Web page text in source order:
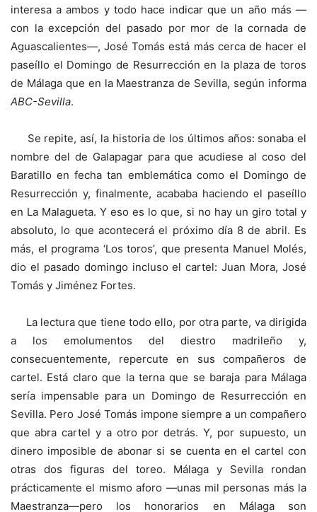
interesa a ambos y todo hace indicar que un año más —
con la excepción del pasado por mor de la cornada de
Aguascalientes—, José Tomás está más cerca de hacer el
paseíllo el Domingo de Resurrección en la plaza de toros
de Málaga que en la Maestranza de Sevilla, según informa
ABC-Sevilla.
Se repite, así, la historia de los últimos años: sonaba el
nombre del de Galapagar para que acudiese al coso del
Baratillo en fecha tan emblemática como el Domingo de
Resurrección y, finalmente, acababa haciendo el paseíllo
en La Malagueta. Y eso es lo que, si no hay un giro total y
absoluto, lo que acontecerá el próximo día 8 de abril. Es
más, el programa ‘Los toros’, que presenta Manuel Molés,
dio el pasado domingo incluso el cartel: Juan Mora, José
Tomás y Jiménez Fortes.
La lectura que tiene todo ello, por otra parte, va dirigida
a los emolumentos del diestro madrileño y,
consecuentemente, repercute en sus compañeros de
cartel. Está claro que la terna que se baraja para Málaga
sería impensable para un Domingo de Resurrección en
Sevilla. Pero José Tomás impone siempre a un compañero
que abra cartel y a otro por detrás. Y, por supuesto, un
dinero imposible de abonar si se cuenta en el cartel con
otras dos figuras del toreo. Málaga y Sevilla rondan
prácticamente el mismo aforo —unas mil personas más la
Maestranza—pero los honorarios en Málaga son